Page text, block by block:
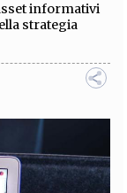
informativi
strategia